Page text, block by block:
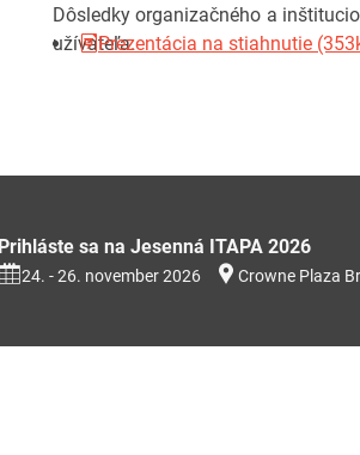
Dôsledky organizačného a
užívateľa.Prezentácia na stiahnutie
Prihláste sa na Jesenná ITAPA 2026
24. - 26. november 2026 Crowne Plaza